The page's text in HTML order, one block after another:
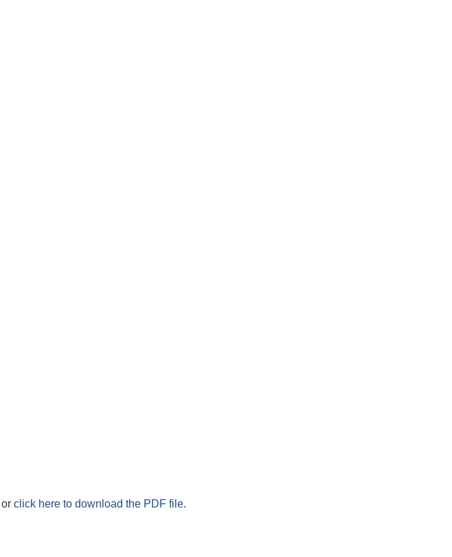
or click here to download the PDF file.